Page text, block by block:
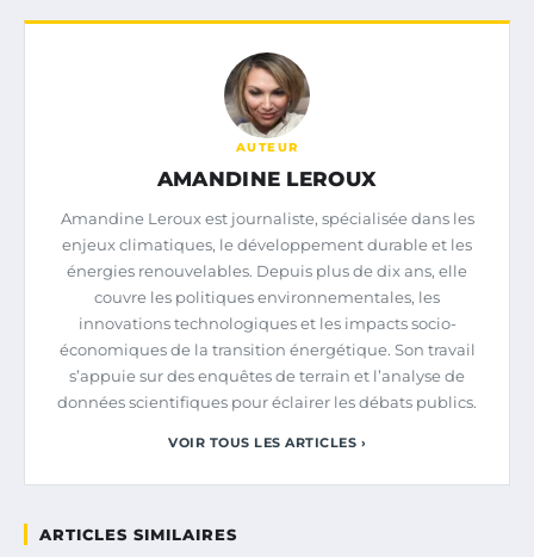
AUTEUR
AMANDINE LEROUX
Amandine Leroux est journaliste, spécialisée dans les
enjeux climatiques, le développement durable et les
énergies renouvelables. Depuis plus de dix ans, elle
couvre les politiques environnementales, les
innovations technologiques et les impacts socio-
économiques de la transition énergétique. Son travail
s’appuie sur des enquêtes de terrain et l’analyse de
données scientifiques pour éclairer les débats publics.
VOIR TOUS LES ARTICLES ›
ARTICLES SIMILAIRES